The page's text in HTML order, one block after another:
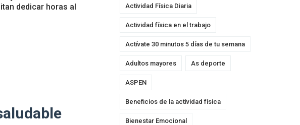
dedicar horas al
Actividad Física Diaria
Actividad física en el trabajo
Actívate 30 minutos 5 días de tu semana
Adultos mayores As deporte
ASPEN
Beneficios de la actividad física
Bienestar Emocional